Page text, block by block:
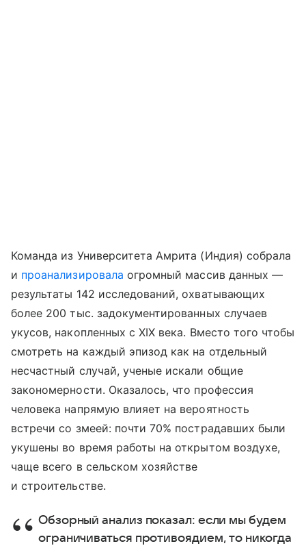
Команда из Университета Амрита (Индия) собрала
и проанализировала огромный массив данных —
результаты 142 исследований, охватывающих
более 200 тыс. задокументированных случаев
укусов, накопленных с XIX века. Вместо того чтобы
смотреть на каждый эпизод как на отдельный
несчастный случай, ученые искали общие
закономерности. Оказалось, что профессия
человека напрямую влияет на вероятность
встречи со змеей: почти 70% пострадавших были
укушены во время работы на открытом воздухе,
чаще всего в сельском хозяйстве
и строительстве.
Обзорный анализ показал: если мы будем
ограничиваться противоядием, то никогда